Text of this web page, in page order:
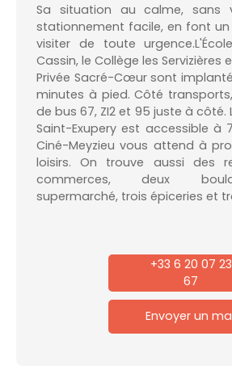
Sa situation au calme, sans
stationnement facile, en font
visiter de toute
Cassin, le Collège les Servizières
Privée Sacré-Cœur sont
minutes à pied. Côté
de bus 67, ZI2 et 95 juste à côté.
Saint-Exupery est accessible à
Ciné-Meyzieu vous attend à
loisirs. On trouve aussi des
commerces, deux
supermarché, trois épiceries et
+33 6 20 07 23
67
Envoyer un